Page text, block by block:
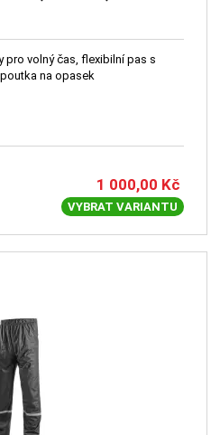
volný čas, flexibilní pas s
na opasek
1 000,00 Kč
VYBRAT VARIANTU